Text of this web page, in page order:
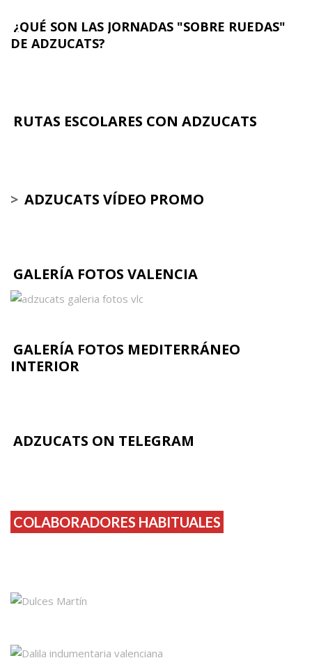
¿QUÉ SON LAS JORNADAS "SOBRE RUEDAS"
DE ADZUCATS?
RUTAS ESCOLARES CON ADZUCATS
> ADZUCATS VÍDEO PROMO
GALERÍA FOTOS VALENCIA
GALERÍA FOTOS MEDITERRÁNEO
INTERIOR
ADZUCATS ON TELEGRAM
COLABORADORES HABITUALES